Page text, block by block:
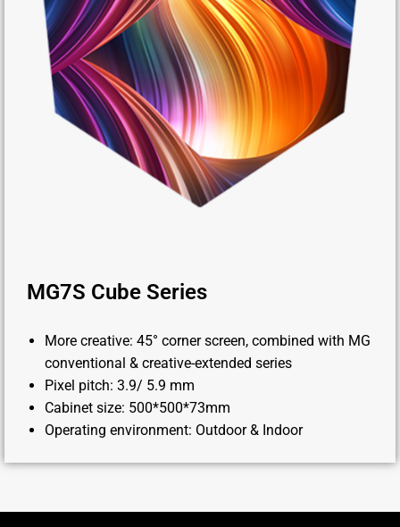
MG7S Cube Series
More creative: 45° corner screen, combined with MG
conventional & creative-extended series
Pixel pitch: 3.9/ 5.9 mm
Cabinet size: 500*500*73mm
Operating environment: Outdoor & Indoor